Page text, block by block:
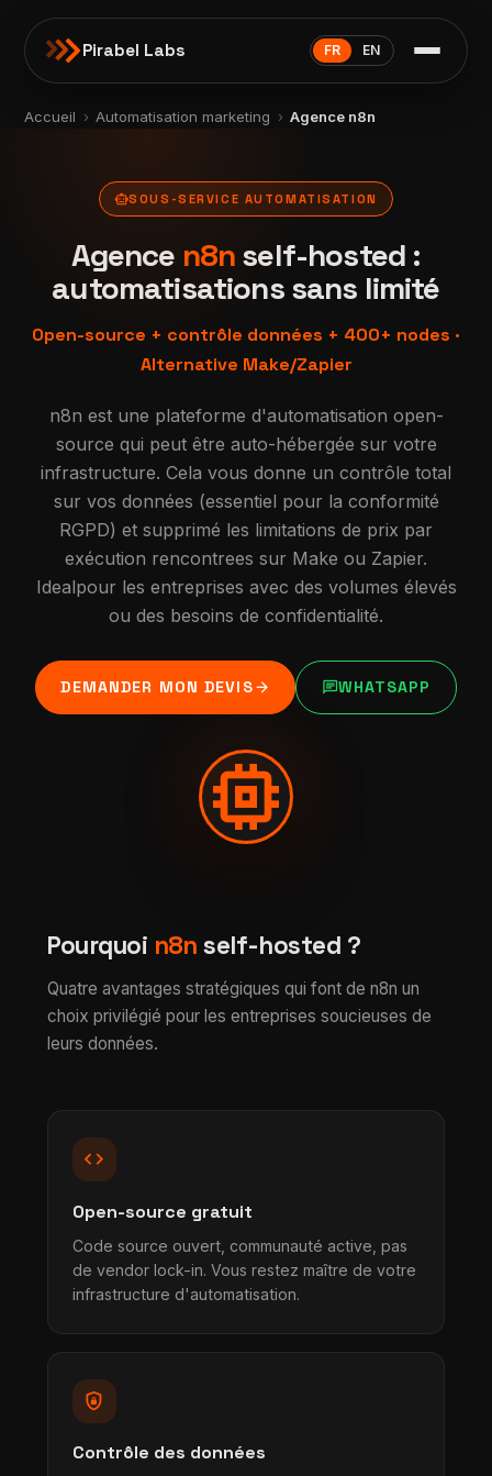
Pirabel Labs FR EN
Accueil › Automatisation marketing › Agence n8n
smart_toySOUS-SERVICE AUTOMATISATION
Agence n8nself-hosted :
automatisations sans limité
Open-source + contrôle données + 400+ nodes ·
Alternative Make/Zapier
n8n est une plateforme d'automatisation open-
source qui peut être auto-hébergée sur votre
infrastructure. Cela vous donne un contrôle total
sur vos données (essentiel pour la conformité
RGPD) et supprimé les limitations de prix par
exécution rencontrees sur Make ou Zapier.
Idealpour les entreprises avec des volumes élevés
ou des besoins de confidentialité.
DEMANDER MON DEVISarrow_forward chatWHATSAPP
memory
Pourquoi n8n self-hosted ?
Quatre avantages stratégiques qui font de n8n un
choix privilégié pour les entreprises soucieuses de
leurs données.
code
Open-source gratuit
Code source ouvert, communauté active, pas
de vendor lock-in. Vous restez maître de votre
infrastructure d'automatisation.
shield_lock
Contrôle des données